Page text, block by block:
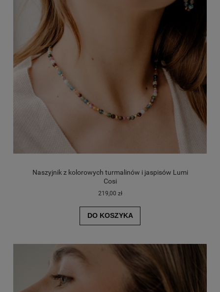
Naszyjnik z kolorowych turmalinów i jaspisów Lumi
Cosi
219,00 zł
DO KOSZYKA